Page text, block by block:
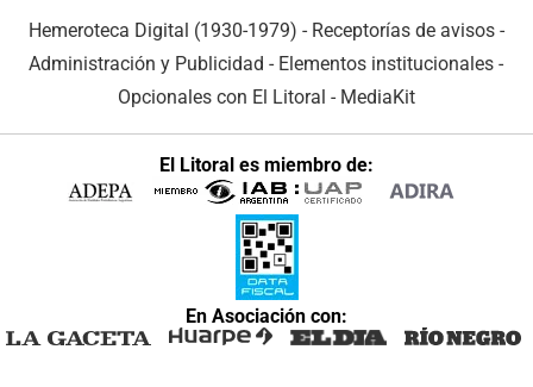
Hemeroteca Digital (1930-1979) - Receptorías de avisos -
Administración y Publicidad - Elementos institucionales -
Opcionales con El Litoral - MediaKit
El Litoral es miembro de:
En Asociación con: